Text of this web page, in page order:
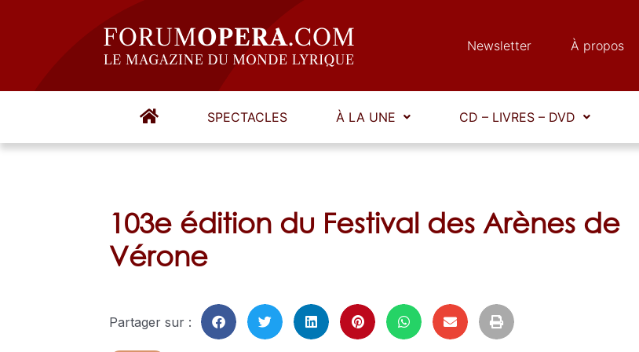
Newsletter À propos
SPECTACLES À LA UNE CD – LIVRES – DVD
103e édition du Festival des Arènes de
Vérone
Partager sur :